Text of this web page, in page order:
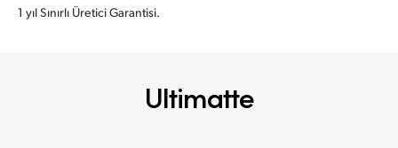
1 yıl Sınırlı Üretici Garantisi.
Ultimatte